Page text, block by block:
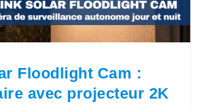
Floodlight Cam :
avec projecteur 2K